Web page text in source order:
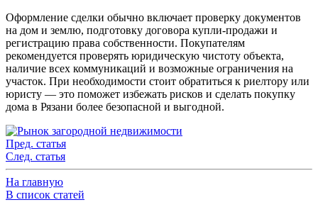
Оформление сделки обычно включает проверку документов
на дом и землю, подготовку договора купли‑продажи и
регистрацию права собственности. Покупателям
рекомендуется проверять юридическую чистоту объекта,
наличие всех коммуникаций и возможные ограничения на
участок. При необходимости стоит обратиться к риелтору или
юристу — это поможет избежать рисков и сделать покупку
дома в Рязани более безопасной и выгодной.
Пред. статья
След. статья
На главную
В список статей